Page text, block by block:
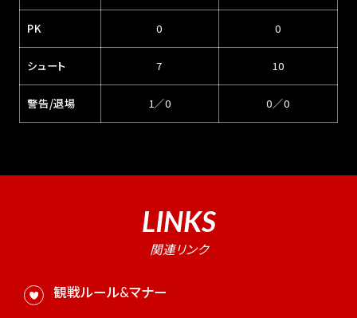
PK 0 0
シュート 7 10
警告/退場 1／0 0／0
LINKS
関連リンク
観戦ルール&マナー